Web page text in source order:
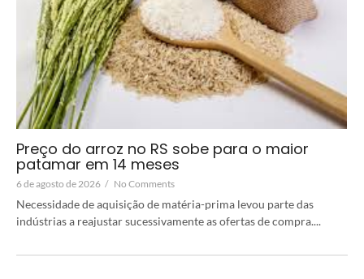
Preço do arroz no RS sobe para o maior
patamar em 14 meses
6 de agosto de 2026 / No Comments
Necessidade de aquisição de matéria-prima levou parte das
indústrias a reajustar sucessivamente as ofertas de compra....